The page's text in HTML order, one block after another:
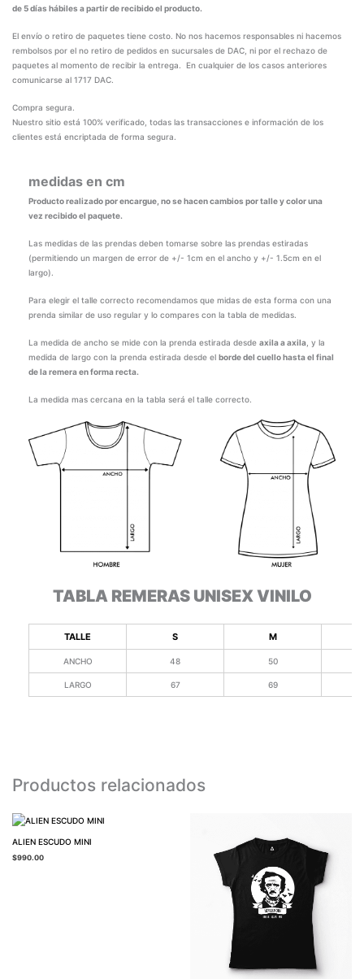
de 5 días hábiles a partir de recibido el producto.
El envío o retiro de paquetes tiene costo. No nos hacemos responsables ni hacemos
rembolsos por el no retiro de pedidos en sucursales de DAC, ni por el rechazo de
paquetes al momento de recibir la entrega. En cualquier de los casos anteriores
comunicarse al 1717 DAC.
Compra segura.
Nuestro sitio está 100% verificado, todas las transacciones e información de los
clientes está encriptada de forma segura.
medidas en cm
Producto realizado por encargue, no se hacen cambios por talle y color una
vez recibido el paquete.
Las medidas de las prendas deben tomarse sobre las prendas estiradas
(permitiendo un margen de error de +/- 1cm en el ancho y +/- 1.5cm en el
largo).
Para elegir el talle correcto recomendamos que midas de esta forma con una
prenda similar de uso regular y lo compares con la tabla de medidas.
La medida de ancho se mide con la prenda estirada desdeaxila a axila , y la
medida de largo con la prenda estirada desde elborde del cuello hasta el final
de la remera en forma recta.
La medida mas cercana en la tabla será el talle correcto.
TABLA REMERAS UNISEX VINILO
TALLE S M
ANCHO 48 50
LARGO 67 69
Productos relacionados
ALIEN ESCUDO MINI
$990.00